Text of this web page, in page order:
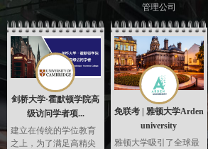
管理公司
剑桥大学·霍默顿学院高
级访问学者项...
建立在传统的学位教育
之上，为了满足高精尖
免联考 | 雅顿大学Arden
university
雅顿大学吸引了全球最